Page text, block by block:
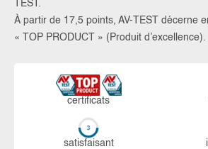
TEST.
À partir de 17,5 points, AV-TEST décerne
« TOP PRODUCT » (Produit d’excellence).
certi­ficats
sa­tis­fai­sant